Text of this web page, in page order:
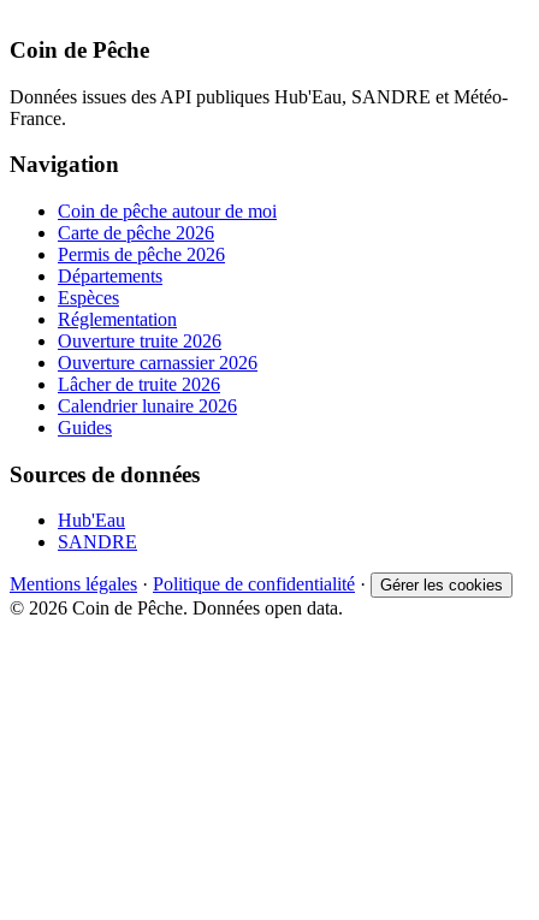
Coin de Pêche
Données issues des API publiques Hub'Eau, SANDRE et Météo-
France.
Navigation
Coin de pêche autour de moi
Carte de pêche 2026
Permis de pêche 2026
Départements
Espèces
Réglementation
Ouverture truite 2026
Ouverture carnassier 2026
Lâcher de truite 2026
Calendrier lunaire 2026
Guides
Sources de données
Hub'Eau
SANDRE
Mentions légales · Politique de confidentialité · Gérer les cookies
© 2026 Coin de Pêche. Données open data.